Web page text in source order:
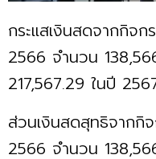
กระแสเงินสดจากกิจ
2566 จำนวน
217,567.29 ในปี
ส่วนเงินสดสุทธิจากกิ
2566 จำนวน